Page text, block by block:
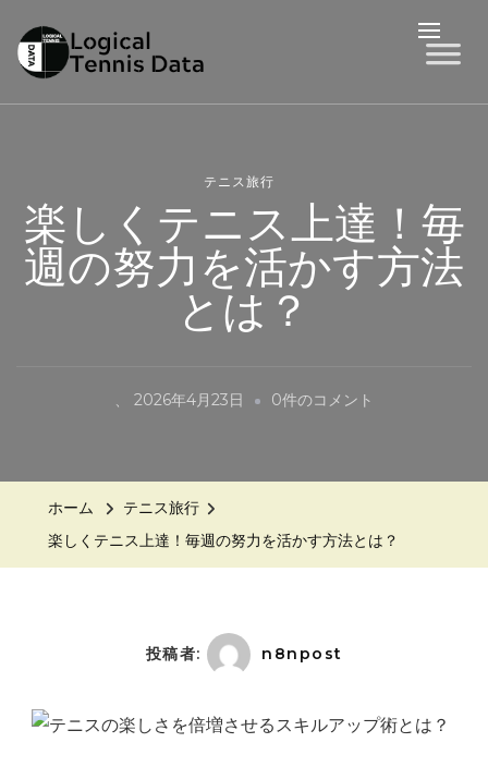
LTD
Logical Tennis Data
テニス旅行
楽しくテニス上達！毎
週の努力を活かす方法
とは？
、 2026年4月23日
楽
毎
0件のコメント
ホーム
テニス旅行
楽しくテニス上達！毎週の努力を活かす方法とは？
投稿者: n8npost